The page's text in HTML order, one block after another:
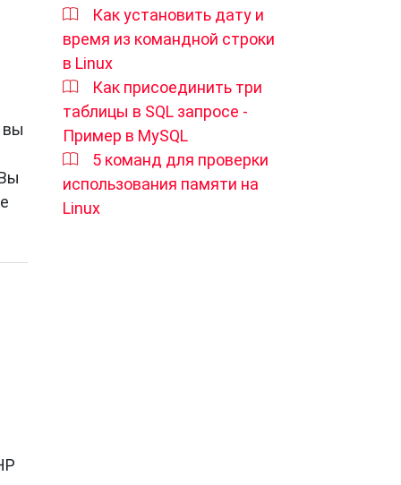
вы
Как установить дату и
время из командной строки
в Linux
Как присоединить три
таблицы в SQL запросе -
Пример в MySQL
5 команд для проверки
использования памяти на
Linux